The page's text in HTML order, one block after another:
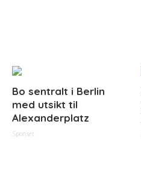
Bo sentralt i Berlin
med utsikt til
Alexanderplatz
Sponset